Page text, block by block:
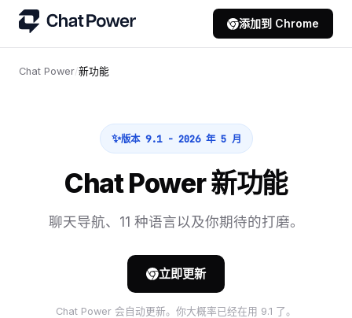
添加到 Chrome
Chat Power/新功能
版本 9.1 - 2026 年 5 月
Chat Power 新功能
聊天导航、11 种语言以及你期待的打磨。
立即更新
Chat Power 会自动更新。你大概率已经在用 9.1 了。